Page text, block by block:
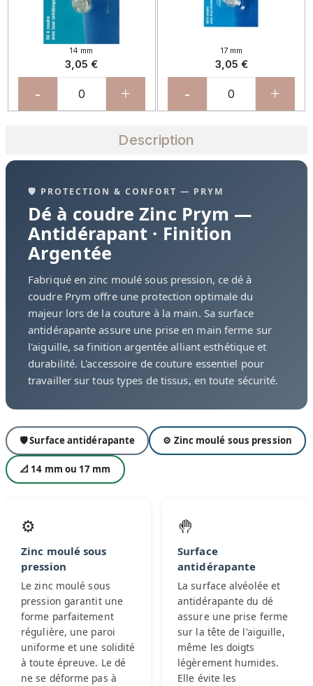
14 mm
3,05 €
- +
17 mm
3,05 €
- +
Description
🛡️ PROTECTION & CONFORT — PRYM
Dé à coudre Zinc Prym —
Antidérapant · Finition
Argentée
Fabriqué en zinc moulé sous pression, ce dé à
coudre Prym offre une protection optimale du
majeur lors de la couture à la main. Sa surface
antidérapante assure une prise en main ferme sur
l'aiguille, sa finition argentée alliant esthétique et
durabilité. L'accessoire de couture essentiel pour
travailler sur tous types de tissus, en toute sécurité.
🛡️ Surface antidérapante ⚙️ Zinc moulé sous pression
📐 14 mm ou 17 mm
⚙️
Zinc moulé sous
pression
Le zinc moulé sous
pression garantit une
forme parfaitement
régulière, une paroi
uniforme et une solidité
à toute épreuve. Le dé
ne se déforme pas à
🤚
Surface
antidérapante
La surface alvéolée et
antidérapante du dé
assure une prise ferme
sur la tête de l'aiguille,
même les doigts
légèrement humides.
Elle évite les